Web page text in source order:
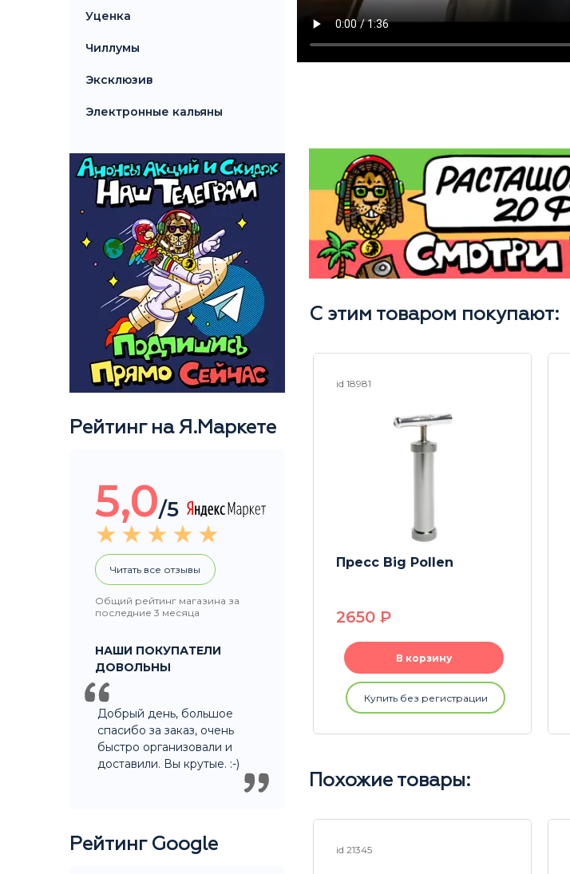
Уценка
Чиллумы
Эксклюзив
Электронные кальяны
Рейтинг на Я.Маркете
5,0/5
Читать все отзывы
Общий рейтинг магазина за
последние 3 месяца
НАШИ ПОКУПАТЕЛИ
ДОВОЛЬНЫ
Добрый день, большое
спасибо за заказ, очень
быстро организовали и
доставили. Вы крутые. :-)
Рейтинг Google
С этим товаром покупают:
id 26117
Напас (колпак) White
370P
В корзину
id 18981
Пресс Big Pollen
2650 P
В корзину
Купить без регистрации
Похожие товары:
id 25603 id 21345